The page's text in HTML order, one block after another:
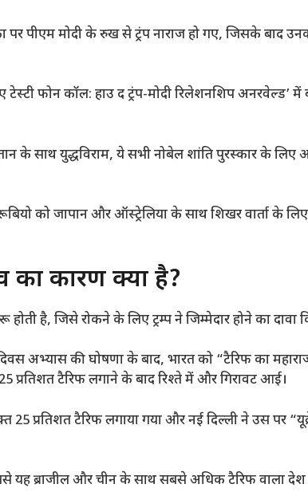
पीएम मोदी के रुख से ट्रंप नाराज हो गए, जिसके बाद
ए टेस्टी फोन कॉल: हाउ द ट्रंप-मोदी रिलेशनशिप अनरवेल्ड’ में
के साथ युद्धविराम, ये सभी नोबेल शांति पुरस्कार के लिए
को जापान और ऑस्ट्रेलिया के साथ शिखर वार्ता के
का कारण क्या है?
है, जिसे रोकने के लिए ट्रम्प ने जिम्मेदार होने का दावा
दिवस अभ्यास की घोषणा के बाद, भारत को “टैरिफ का
प्रतिशत टैरिफ लगाने के बाद रिश्ते में और गिरावट आई।
प्रतिशत टैरिफ लगाया गया और नई दिल्ली ने उस पर
यह ब्राजील और चीन के साथ सबसे अधिक टैरिफ वाला देश